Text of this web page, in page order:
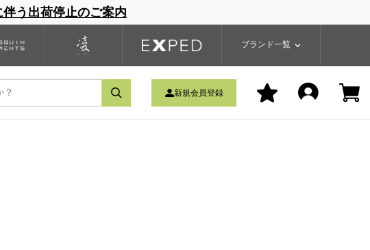
う出荷停止のご案内
ブランド一覧
商品一覧
新規会員登録
ト